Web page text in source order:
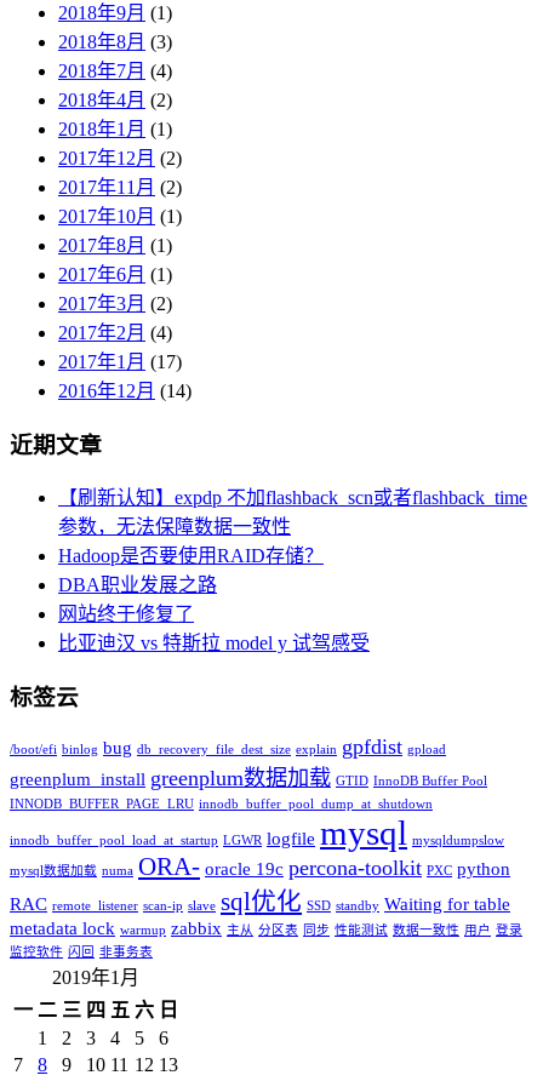
2018年9月 (1)
2018年8月 (3)
2018年7月 (4)
2018年4月 (2)
2018年1月 (1)
2017年12月 (2)
2017年11月 (2)
2017年10月 (1)
2017年8月 (1)
2017年6月 (1)
2017年3月 (2)
2017年2月 (4)
2017年1月 (17)
2016年12月 (14)
近期文章
【刷新认知】expdp 不加flashback_scn或者flashback_time
参数，无法保障数据一致性
Hadoop是否要使用RAID存储？
DBA职业发展之路
网站终于修复了
比亚迪汉 vs 特斯拉 model y 试驾感受
标签云
/boot/efi binlog bug db_recovery_file_dest_size explain gpfdist gpload
greenplum_install greenplum数据加载 GTID InnoDB Buffer Pool
INNODB_BUFFER_PAGE_LRU innodb_buffer_pool_dump_at_shutdown
innodb_buffer_pool_load_at_startup LGWR logfile mysql mysqldumpslow
mysql数据加载 numa ORA- oracle 19c percona-toolkit PXC python
RAC remote_listener scan-ip slave sql优化 SSD standby Waiting for table
metadata lock warmup zabbix 主从 分区表 同步 性能测试 数据一致性 用户 登录
监控软件 闪回 非事务表
2019年1月
一 二 三 四 五 六 日
1
2 3 4 5
6
7
8 9 10 11 12 13